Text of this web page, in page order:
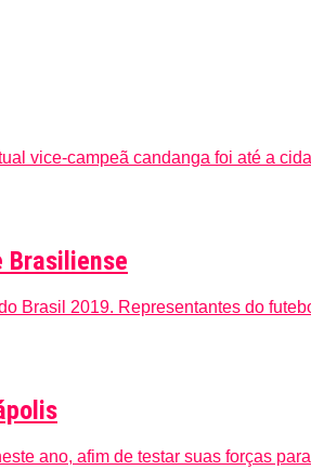
vice-campeã candanga foi até a
Brasiliense
Brasil 2019. Representantes do
ano, afim de testar suas forças